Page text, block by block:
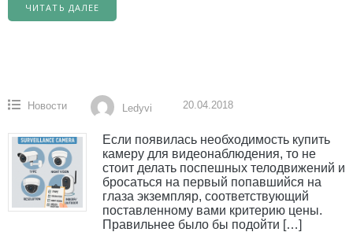
ЧИТАТЬ ДАЛЕЕ
Новости Ledyvi 20.04.2018
Если появилась необходимость купить
камеру для видеонаблюдения, то не
стоит делать поспешных телодвижений и
бросаться на первый попавшийся на
глаза экземпляр, соответствующий
поставленному вами критерию цены.
Правильнее было бы подойти […]